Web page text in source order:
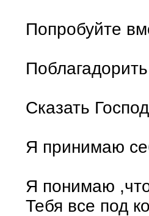
Попробуйте
Сказать
Я принимаю
Я понимаю
Тебя все под